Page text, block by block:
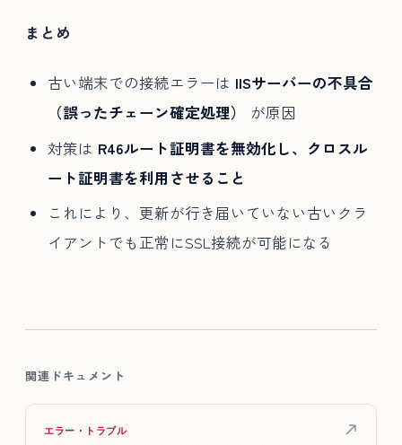
まとめ
古い端末での接続エラーは IISサーバーの不具合
（誤ったチェーン確定処理）
が原因
対策は R46ルート証明書を無効化し、クロスル
ート証明書を利用させること
これにより、更新が行き届いていない古いクラ
イアントでも正常にSSL接続が可能になる
関連ドキュメント
エラー・トラブル